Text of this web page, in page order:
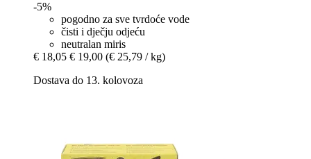
-5%
pogodno za sve tvrdoće vode
čisti i dječju odjeću
neutralan miris
€ 18,05 € 19,00 (€ 25,79 / kg)
Dostava do 13. kolovoza